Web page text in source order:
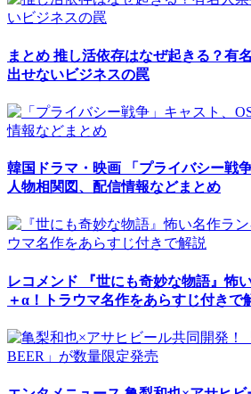
まとめ 推し活依存はなぜ起きる？有
出せないビジネスの罠
韓国ドラマ・映画 「プライバシー戦
人物相関図、配信情報などまとめ
レコメンド 『世にも奇妙な物語』怖
＋α！トラウマ名作をあらすじ付きで